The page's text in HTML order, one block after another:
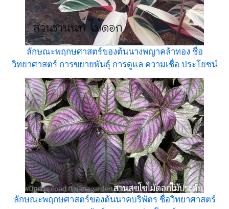
ลักษณะพฤกษศาสตร์ของต้นนางพญาคล้าทอง ชื่อ
วิทยาศาสตร์ การขยายพันธุ์ การดูแล ความเชื่อ ประโยชน์
ลักษณะพฤกษศาสตร์ของต้นนาคบริพัตร ชื่อวิทยาศาสตร์